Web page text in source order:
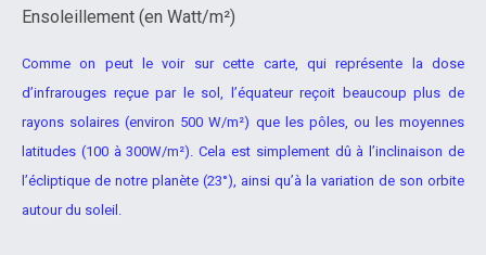
Ensoleillement (en Watt/m²)
Comme on peut le voir sur cette carte, qui représente la dose
d’infrarouges reçue par le sol, l’équateur reçoit beaucoup plus de
rayons solaires (environ 500 W/m²) que les pôles, ou les moyennes
latitudes (100 à 300W/m²). Cela est simplement dû à l’inclinaison de
l’écliptique de notre planète (23°), ainsi qu’à la variation de son orbite
autour du soleil.